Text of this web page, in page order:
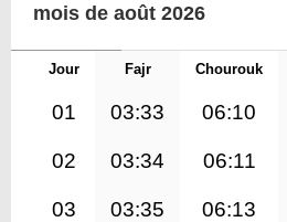
mois de août 2026
Jour Fajr Chourouk
01 03:33 06:10
02 03:34 06:11
03 03:35 06:13